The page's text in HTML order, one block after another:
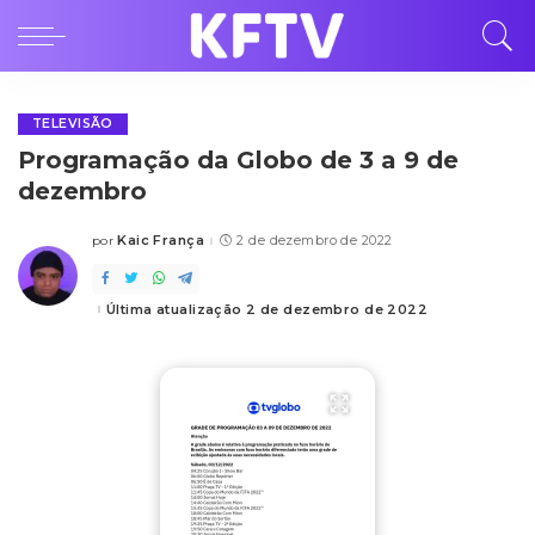
TELEVISÃO
Programação da Globo de 3 a 9 de
dezembro
Posted
por Kaic França 2 de dezembro de 2022
Última atualização 2 de dezembro de 2022